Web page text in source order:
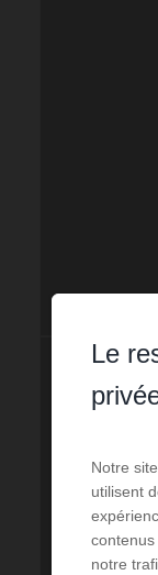
Le
Notre
utilisent
contenus
notre